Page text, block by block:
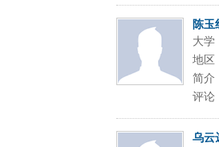
陈玉
大学
地区
简介
评论
乌云